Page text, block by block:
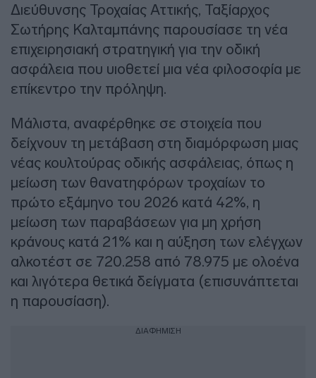
Διεύθυνσης Τροχαίας Αττικής, Ταξίαρχος
Σωτήρης Καλταμπάνης παρουσίασε τη νέα
επιχειρησιακή στρατηγική για την οδική
ασφάλεια που υιοθετεί μια νέα φιλοσοφία με
επίκεντρο την πρόληψη.
Μάλιστα, αναφέρθηκε σε στοιχεία που
δείχνουν τη μετάβαση στη διαμόρφωση μιας
νέας κουλτούρας οδικής ασφάλειας, όπως η
μείωση των θανατηφόρων τροχαίων το
πρώτο εξάμηνο του 2026 κατά 42%, η
μείωση των παραβάσεων για μη χρήση
κράνους κατά 21% και η αύξηση των ελέγχων
αλκοτέστ σε 720.258 από 78.975 με ολοένα
και λιγότερα θετικά δείγματα (επισυνάπτεται
η παρουσίαση).
ΔΙΑΦΗΜΙΣΗ